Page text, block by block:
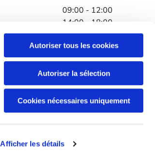
Afficher les détails
Autoriser tous les cookies
Autoriser la sélection
Cookies nécessaires uniquement
09:00 - 12:00
14:00 - 18:00
09:00 - 11:00
14:00 - 18:00
09:00 - 12:00
14:00 - 18:00
09:00 - 12:30